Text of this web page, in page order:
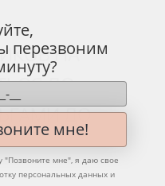
НА
ДО
ДО
перезвоним
мне!
"Позвоните мне", я даю свое
персональных данных и